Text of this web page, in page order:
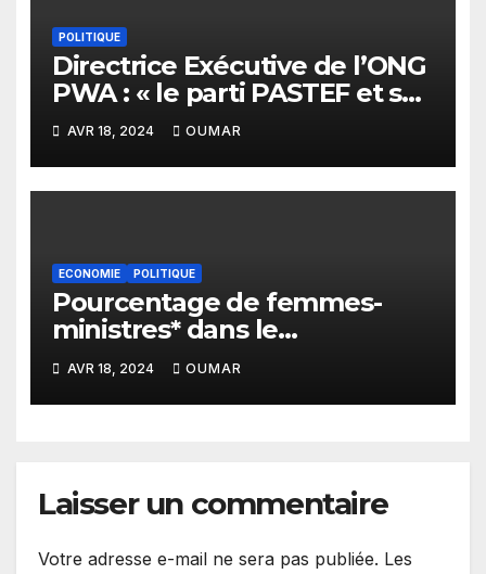
POLITIQUE
Directrice Exécutive de l’ONG
PWA : « le parti PASTEF et sa
coalition sont très masculins
»
AVR 18, 2024 OUMAR
ECONOMIE POLITIQUE
Pourcentage de femmes-
ministres* dans le
gouvernement de Sonko : Le
plus bas niveau depuis 2012
AVR 18, 2024 OUMAR
Laisser un commentaire
Votre adresse e-mail ne sera pas publiée. Les